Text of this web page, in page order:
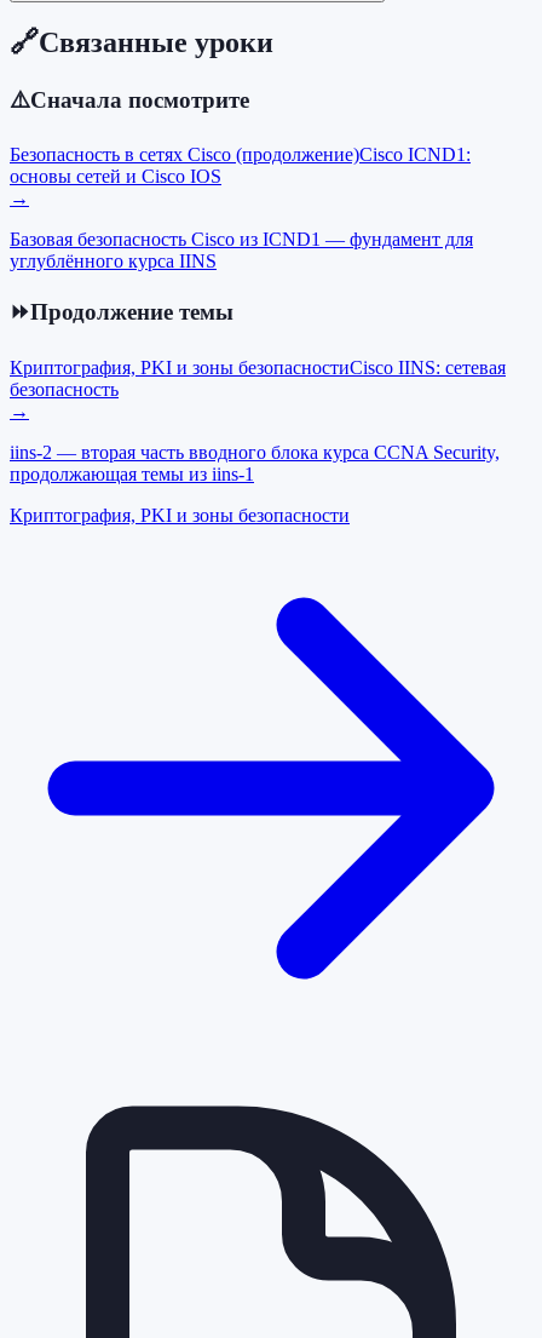
🔗Связанные уроки
⚠️Сначала посмотрите
Безопасность в сетях Cisco (продолжение)Cisco ICND1:
основы сетей и Cisco IOS
→
Базовая безопасность Cisco из ICND1 — фундамент для
углублённого курса IINS
⏩Продолжение темы
Криптография, PKI и зоны безопасностиCisco IINS: сетевая
безопасность
→
iins-2 — вторая часть вводного блока курса CCNA Security,
продолжающая темы из iins-1
Криптография, PKI и зоны безопасности